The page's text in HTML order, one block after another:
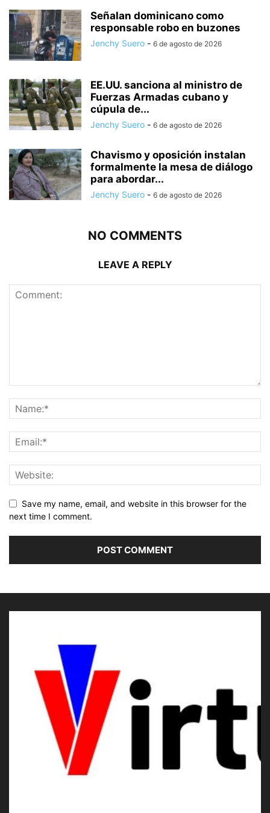
Señalan dominicano como
responsable robo en buzones
Jenchy Suero - 6 de agosto de 2026
EE.UU. sanciona al ministro de
Fuerzas Armadas cubano y
cúpula de...
Jenchy Suero - 6 de agosto de 2026
Chavismo y oposición instalan
formalmente la mesa de diálogo
para abordar...
Jenchy Suero - 6 de agosto de 2026
NO COMMENTS
LEAVE A REPLY
Save my name, email, and website in this browser for the
next time I comment.